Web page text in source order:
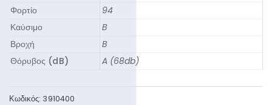
Φορτίο
94
Καύσιμο
B
Βροχή
B
Θόρυβος (dB)
A (68db)
Κωδικός: 3910400